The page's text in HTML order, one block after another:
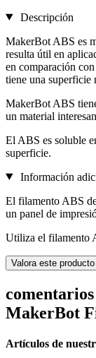
Descripción
MakerBot ABS es
resulta útil en
en comparación
tiene una superficie
MakerBot ABS
un material
El ABS es soluble
superficie.
Información
El filamento ABS
un panel de
Utiliza el filamento
Valora este producto
MakerBot
Artículos de